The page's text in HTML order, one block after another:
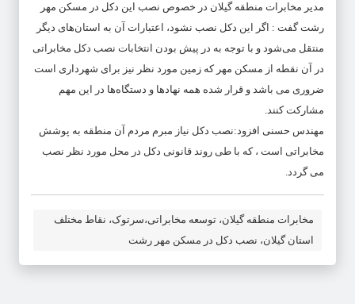
مدیر مخابرات منطقه گیلان در خصوص نصب این دکل در مسکن مهر
رشت گفت : اگر این دکل نصب نشود، اعتبارات آن به استان‌های دیگر
منتقل می‌شود و با توجه به در پیش بودن انتخابات نصب دکل مخابراتی
در آن نقطه از مسکن مهر که زمین مورد نظر نیز برای شهرداری است
ضروری می باشد و قرار شده همه نهادها و دستگاه‌ها در این مهم
مشارکت کنند.
مهندس حسنی افزود:نصب دکل نیاز مبرم مردم آن منطقه به پوشش
مخابراتی است ، که با طی روند قانونی دکل در محل مورد نظر نصب
می گردد.
مخابرات منطقه گیلان، توسعه مخابراتی،سرتوک، نقاط مختلف
استان گیلان، نصب دکل در مسکن مهر رشت